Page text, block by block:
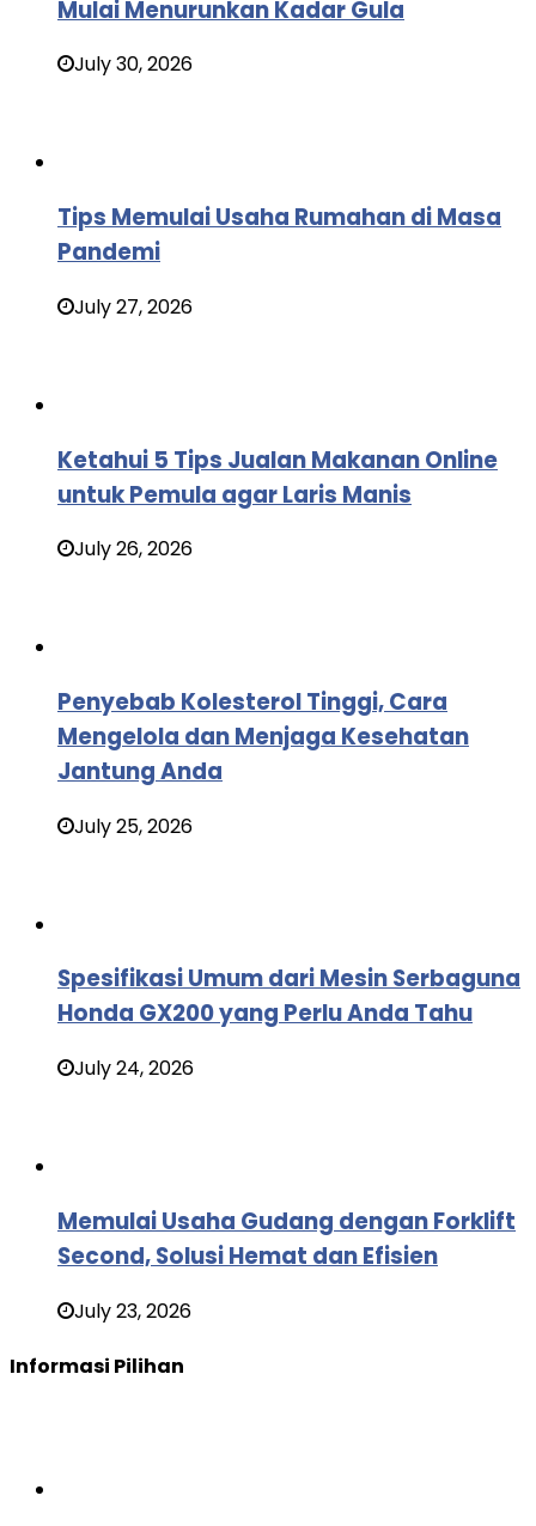
Mulai Menurunkan Kadar Gula
July 30, 2026
Tips Memulai Usaha Rumahan di Masa
Pandemi
July 27, 2026
Ketahui 5 Tips Jualan Makanan Online
untuk Pemula agar Laris Manis
July 26, 2026
Penyebab Kolesterol Tinggi, Cara
Mengelola dan Menjaga Kesehatan
Jantung Anda
July 25, 2026
Spesifikasi Umum dari Mesin Serbaguna
Honda GX200 yang Perlu Anda Tahu
July 24, 2026
Memulai Usaha Gudang dengan Forklift
Second, Solusi Hemat dan Efisien
July 23, 2026
Informasi Pilihan